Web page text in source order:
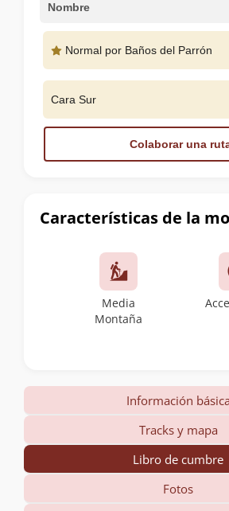
Características de la
Media
Montaña
Nombre
Normal por Baños del Parrón
Cara Sur
Colaborar una
Información básica
Tracks y mapa
Libro de cumbre
Fotos